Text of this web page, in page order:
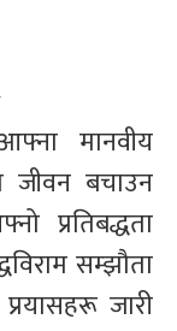
मानवीय
जीवन बचाउन
प्रतिबद्धता
सम्झौता
जारी